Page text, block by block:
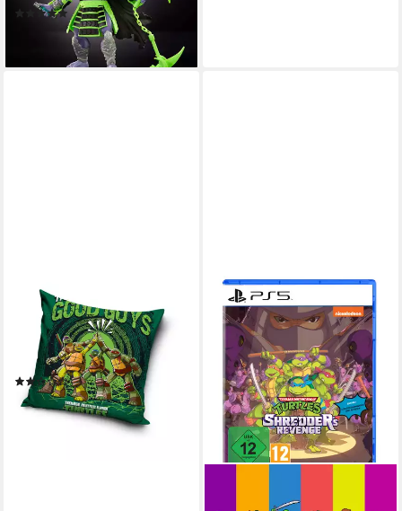
(1)
ab 24,90 €
lieferbar - in 4-5 Werktagen bei dir
TEENAGE MUTANT NINJA
TURTLES
Dekokissen Teenage Mutant
Ninja Turtles Kissen
Dekokissen 40 x 40 cm
(1)
12,99 €
lieferbar - in 2-3 Werktagen bei dir